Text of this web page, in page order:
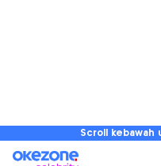
Scroll kebawah